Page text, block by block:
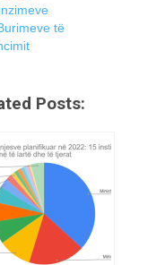
të
Posts: